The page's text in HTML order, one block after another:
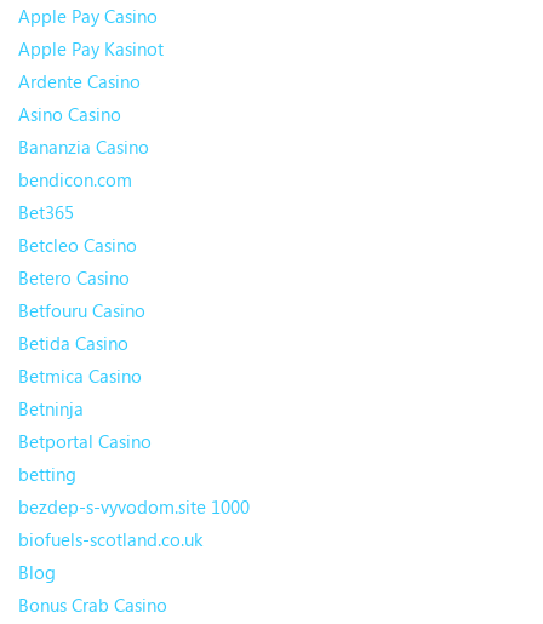
Apple Pay Casino
Apple Pay Kasinot
Ardente Casino
Asino Casino
Bananzia Casino
bendicon.com
Bet365
Betcleo Casino
Betero Casino
Betfouru Casino
Betida Casino
Betmica Casino
Betninja
Betportal Casino
betting
bezdep-s-vyvodom.site 1000
biofuels-scotland.co.uk
Blog
Bonus Crab Casino